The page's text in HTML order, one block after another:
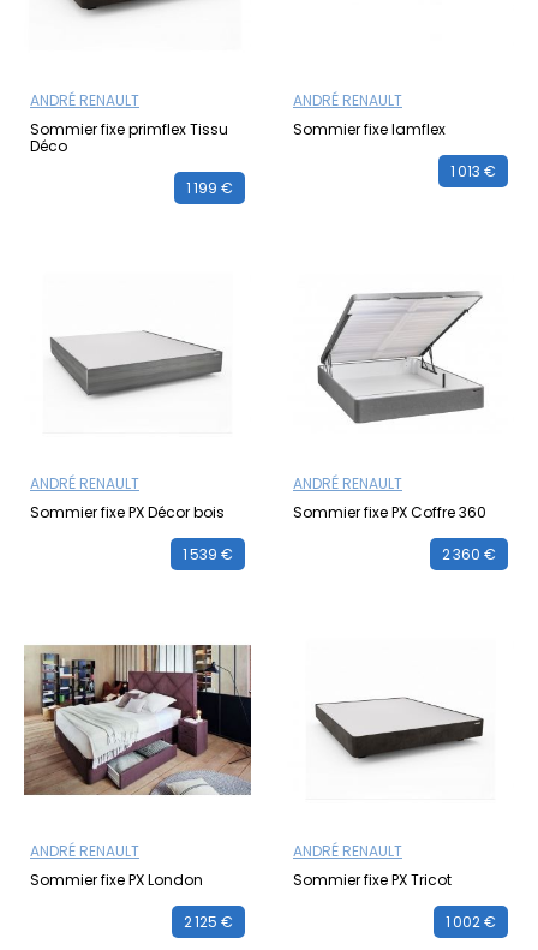
ANDRÉ RENAULT
Sommier fixe primflex Tissu
Déco
1 199 €
ANDRÉ RENAULT
Sommier fixe lamflex
1 013 €
ANDRÉ RENAULT
Sommier fixe PX Décor bois
1 539 €
ANDRÉ RENAULT
Sommier fixe PX Coffre 360
2 360 €
ANDRÉ RENAULT
Sommier fixe PX London
2 125 €
ANDRÉ RENAULT
Sommier fixe PX Tricot
1 002 €